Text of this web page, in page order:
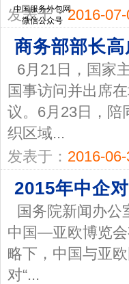
发表于：2016-
商务部部长
6月21日，国家
国事访问并出席
议。6月23日，陪
织区域...
发表于： 2016-
2015年中企
国务院新闻办
中国—亚欧博览会
略下，中国与亚
对“...
中国服务外包网
微信公众号